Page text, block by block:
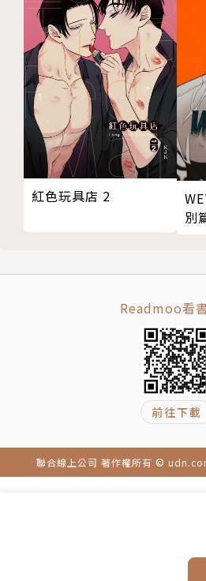
紅色玩具店 2
別
Readmoo看
前往下載
聯合線上公司 著作權所有 ©